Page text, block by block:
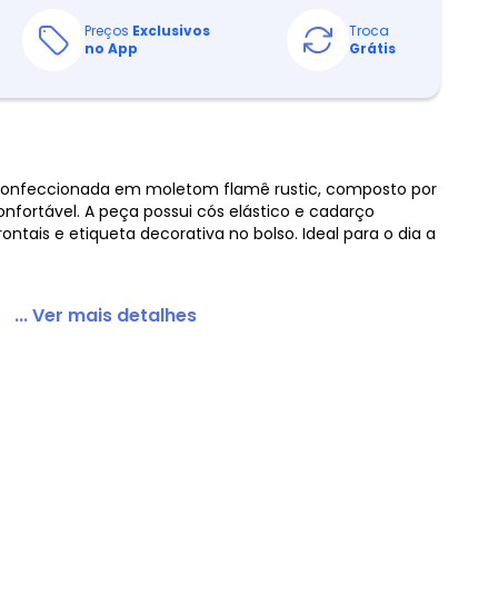
Cinza
Preços Exclusivos
no App
Troca
Grátis
em moletom flamê rustic, composto por
A peça possui cós elástico e cadarço
e etiqueta decorativa no bolso. Ideal para o dia a
... Ver mais detalhes